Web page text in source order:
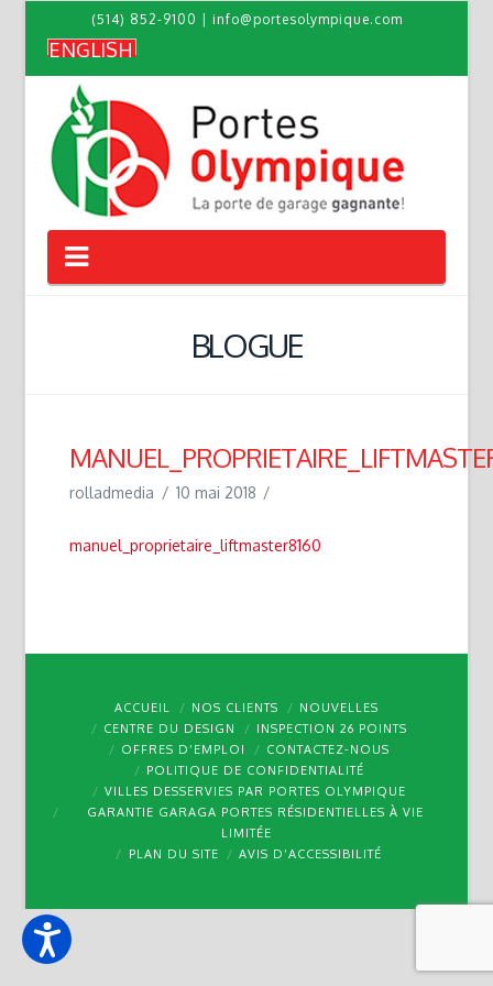
(514) 852-9100 info@portesolympique.com
ENGLISH
Navigation
BLOGUE
rolladmedia 10 mai 2018
manuel_proprietaire_liftmaster8160
ACCUEIL NOS CLIENTS
NOUVELLES
CENTRE DU DESIGN
INSPECTION 26 POINTS
OFFRES D’EMPLOI
CONTACTEZ-NOUS
POLITIQUE DE CONFIDENTIALITÉ
VILLES DESSERVIES PAR PORTES OLYMPIQUE
GARANTIE GARAGA PORTES RÉSIDENTIELLES À VIE
LIMITÉE
PLAN DU SITE
AVIS D’ACCESSIBILITÉ